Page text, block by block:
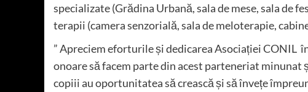
specializate (Grădina Urbană, sala de mese, sala
terapii (camera senzorială, sala de meloterapie,
” Apreciem eforturile și dedicarea Asociației CONIL
onoare să facem parte din acest parteneriat
copiii au oportunitatea să crească și să învețe